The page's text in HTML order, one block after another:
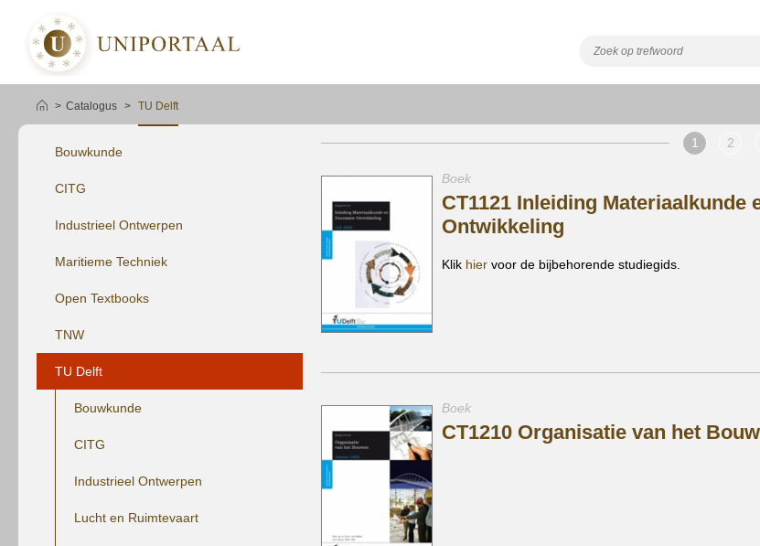
Catalogus TU Delft
Bouwkunde
CITG
Industrieel Ontwerpen
Maritieme Techniek
Open Textbooks
TNW
TU Delft
Bouwkunde
CITG
Industrieel Ontwerpen
Lucht en Ruimtevaart
1 2
Boek
CT1121 Inleiding Materiaalkunde
Ontwikkeling
Klik hier voor de bijbehorende studiegids.
plaatsen
Boek
CT1210 Organisatie van het
plaatsen